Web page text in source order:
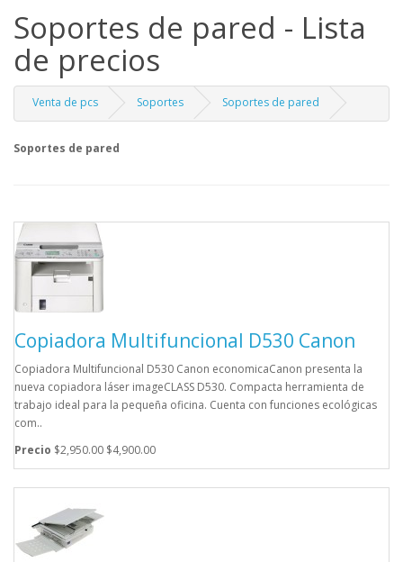
Soportes de pared - Lista
de precios
Venta de pcs Soportes Soportes de pared
Soportes de pared
Copiadora Multifuncional D530 Canon
Copiadora Multifuncional D530 Canon economicaCanon presenta la
nueva copiadora láser imageCLASS D530. Compacta herramienta de
trabajo ideal para la pequeña oficina. Cuenta con funciones ecológicas
com..
Precio $2,950.00 $4,900.00